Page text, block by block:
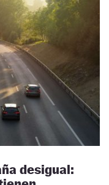
desigual: